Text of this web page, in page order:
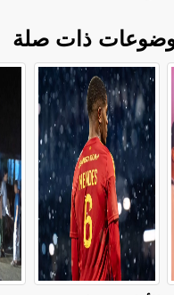
ذات صلة